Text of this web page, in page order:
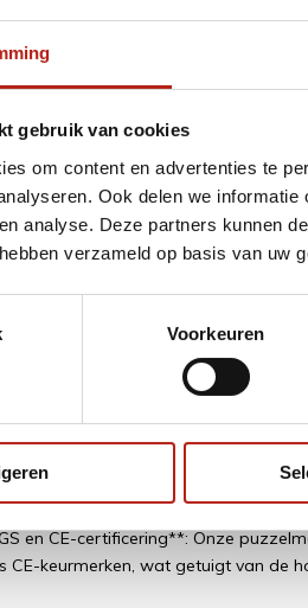
gebruik van cookies
om content en advertenties te
Ook delen we
analyse. Deze partners kunnen
verzameld op basis van uw
Voorkeuren
Puzzelmatten zijn buitengewoon
sportdisciplines, van yoga tot
De matten bieden de perfecte
ze ideaal zijn voor
garanderen de benodigde grip en
voorkomen en topprestaties te
bieden uitstekende demping,
een minimum wordt beperkt.
De matten zijn voorzien van
zelfs bij intensieve workouts.
flexibel worden ingedeeld en
trainingsbehoeften.
matten kunnen eenvoudig
EVA-materiaal)**: Gemaakt van
duurzaamheid.
Puzzelmatten zijn ontworpen
investering zijn.
en CE-certificering**: Onze
CE-keurmerken, wat getuigt van de